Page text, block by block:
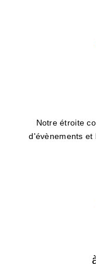
Notre étroite
d'évènements et